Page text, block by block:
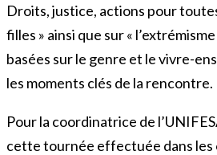
Droits, justice, actions pour
filles » ainsi que sur «
basées sur le genre et le vivre-
les moments clés de la rencontre.
Pour la coordinatrice de
cette tournée effectuée dans les